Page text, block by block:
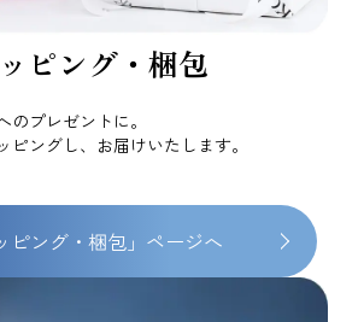
ピング・梱包
のプレゼントに。
ピングし、お届けいたします。
ピング・梱包」ページへ